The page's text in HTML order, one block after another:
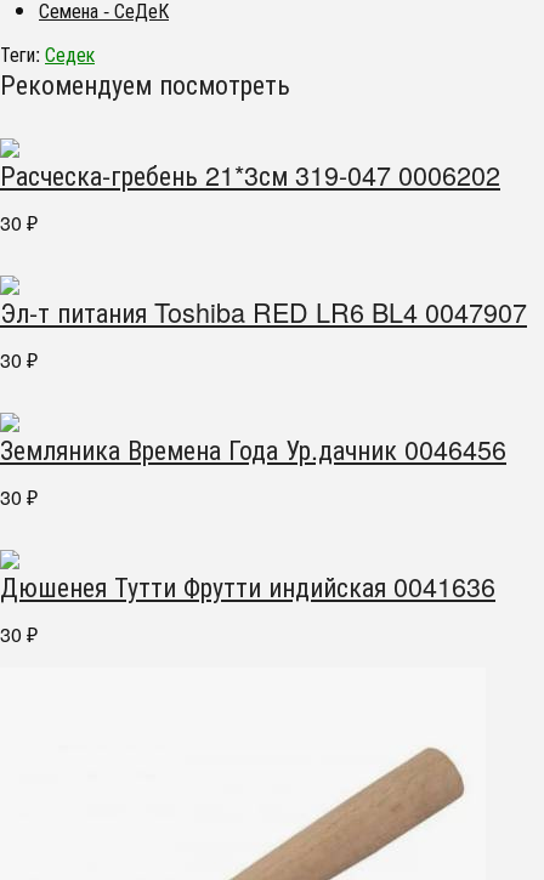
Семена - СеДеК
Теги: Седек
Рекомендуем посмотреть
Расческа-гребень 21*3см 319-047 0006202
30 ₽
Эл-т питания Toshiba RED LR6 BL4 0047907
30 ₽
Земляника Времена Года Ур.дачник 0046456
30 ₽
Дюшенея Тутти Фрутти индийская 0041636
30 ₽